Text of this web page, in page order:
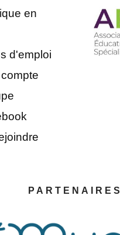
en
d'emploi
PARTENAIRES